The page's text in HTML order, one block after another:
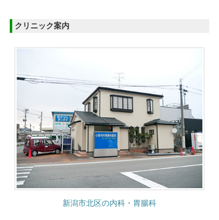
クリニック案内
新潟市北区の内科・胃腸科